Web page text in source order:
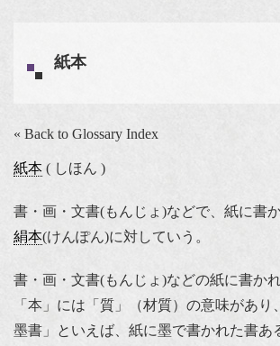
紙本
« Back to Glossary Index
紙本 ( しほん )
書・画・文書(もんじょ)などで、紙に書か
絹本(けんぽん)に対していう。
書・画・文書(もんじょ)などの紙に書かれ
「本」には「質」（材質）の意味があ
墨書」といえば、紙に墨で書かれた書あ